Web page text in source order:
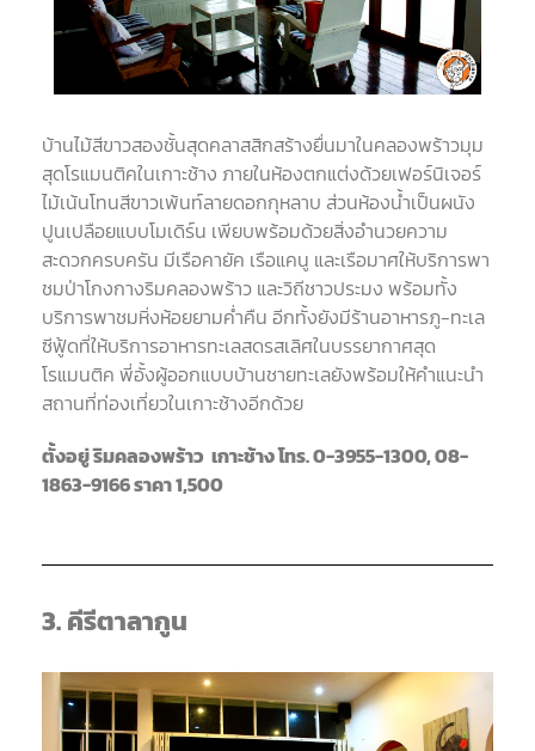
บ้านไม้สีขาวสองชั้นสุดคลาสสิกสร้างยื่นมาในคลองพร้าวมุม
สุดโรแมนติคในเกาะช้าง ภายในห้องตกแต่งด้วยเฟอร์นิเจอร์
ไม้เน้นโทนสีขาวเพ้นท์ลายดอกกุหลาบ ส่วนห้องน้ำเป็นผนัง
ปูนเปลือยแบบโมเดิร์น เพียบพร้อมด้วยสิ่งอำนวยความ
สะดวกครบครัน มีเรือคายัค เรือแคนู และเรือมาศให้บริการพา
ชมป่าโกงกางริมคลองพร้าว และวิถีชาวประมง พร้อมทั้ง
บริการพาชมหิ่งห้อยยามค่ำคืน อีกทั้งยังมีร้านอาหารภู-ทะเล
ซีฟู้ดที่ให้บริการอาหารทะเลสดรสเลิศในบรรยากาศสุด
โรแมนติค พี่อั้งผู้ออกแบบบ้านชายทะเลยังพร้อมให้คำแนะนำ
สถานที่ท่องเที่ยวในเกาะช้างอีกด้วย
ตั้งอยู่ ริมคลองพร้าว เกาะช้าง โทร. 0-3955-1300, 08-
1863-9166 ราคา 1,500
3. คีรีตาลากูน